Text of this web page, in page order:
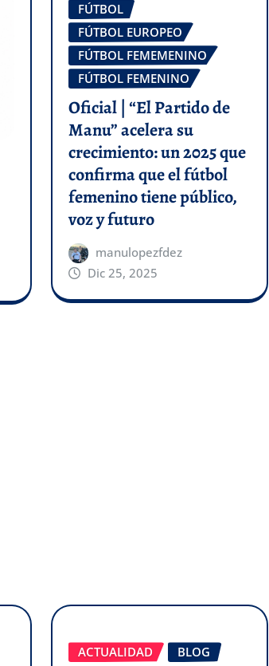
FÚTBOL
FÚTBOL EUROPEO
FÚTBOL FEMEMENINO
FÚTBOL FEMENINO
Oficial | “El Partido de
Manu” acelera su
crecimiento: un 2025 que
confirma que el fútbol
femenino tiene público,
voz y futuro
manulopezfdez
Dic 25, 2025
ACTUALIDAD BLOG